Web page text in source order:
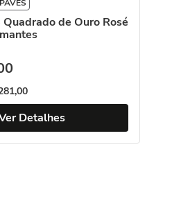
Quadrado de Ouro Rosé
,00
Detalhes